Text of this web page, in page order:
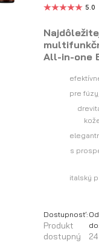
5.0
All-in-one
pre
s
italský
Dostupnosť:
Produkt
dostupný